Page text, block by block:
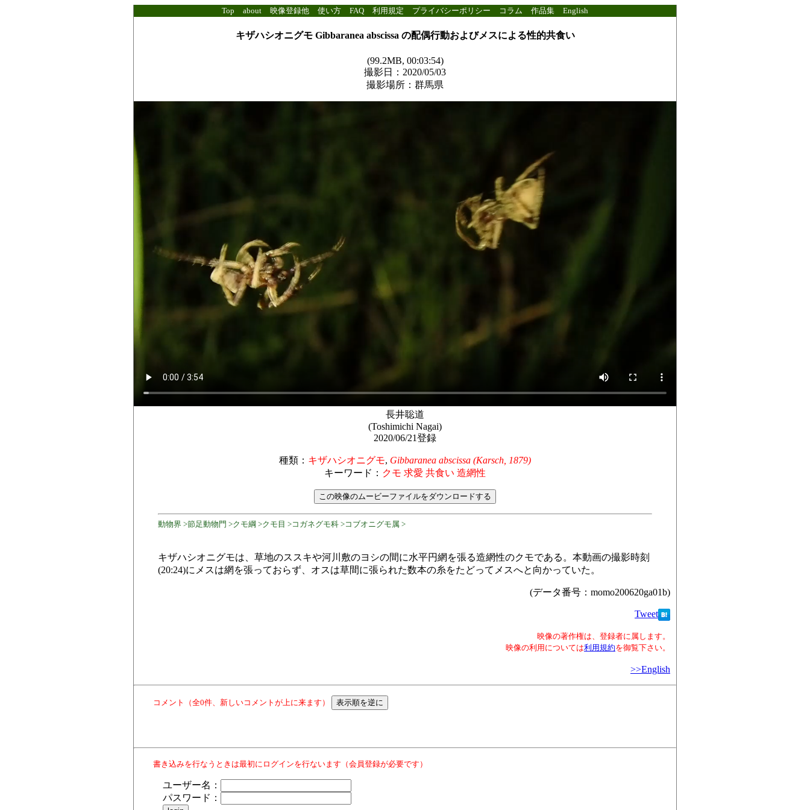
Top about 映像登録他 使い方 FAQ 利用規定 プライバシーポリシー コラム 作品集 English
キザハシオニグモ Gibbaranea abscissa の配偶行動およびメスによる性的共食い
(99.2MB, 00:03:54)
撮影日：2020/05/03
撮影場所：群馬県
長井聡道
(Toshimichi Nagai)
2020/06/21登録
種類： キザハシオニグモ, Gibbaranea abscissa (Karsch, 1879)
キーワード： クモ 求愛 共食い 造網性
動物界 >節足動物門 >クモ綱 >クモ目 >コガネグモ科 >コブオニグモ属 >
キザハシオニグモは、草地のススキや河川敷のヨシの間に水平円網を張る造網性のクモである。本動画の撮影時刻
(20:24)にメスは網を張っておらず、オスは草間に張られた数本の糸をたどってメスへと向かっていた。
(データ番号：momo200620ga01b)
Tweet
映像の著作権は、登録者に属します。
映像の利用については利用規約を御覧下さい。
>>English
コメント（全0件、新しいコメントが上に来ます）
書き込みを行なうときは最初にログインを行ないます（会員登録が必要です）
ユーザー名：
パスワード：